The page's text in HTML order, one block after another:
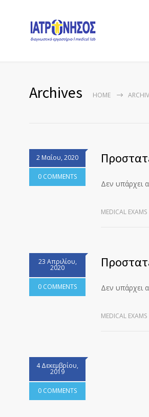
Archives HOME
2 Μαΐου, 2020
0 COMMENTS
Δεν υπάρχει
MEDICAL EXAMS
23 Απριλίου,
2020
0 COMMENTS Δεν υπάρχει
MEDICAL EXAMS
4 Δεκεμβρίου,
2019
0 COMMENTS